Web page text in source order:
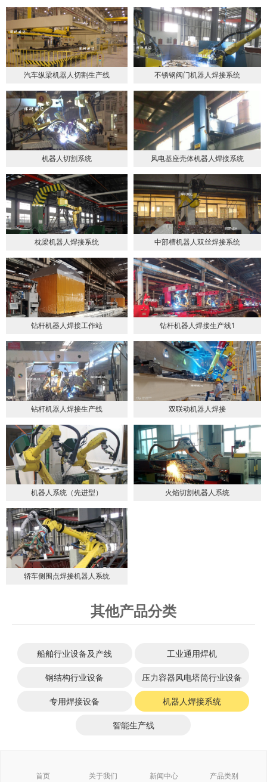
汽车纵梁机器人切割生产线 不锈钢阀门机器人焊接系统
机器人切割系统 风电基座壳体机器人焊接系统
枕梁机器人焊接系统 中部槽机器人双丝焊接系统
钻杆机器人焊接工作站 钻杆机器人焊接生产线1
钻杆机器人焊接生产线 双联动机器人焊接
机器人系统（先进型） 火焰切割机器人系统
轿车侧围点焊接机器人系统
其他产品分类
船舶行业设备及产线 工业通用焊机
钢结构行业设备 压力容器风电塔筒行业设备
专用焊接设备 机器人焊接系统
智能生产线
首页 关于我们 新闻中心 产品类别